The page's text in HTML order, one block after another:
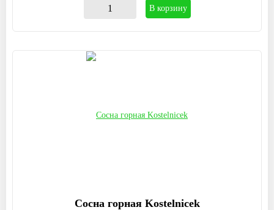
В корзину
Сосна горная Kostelnicek